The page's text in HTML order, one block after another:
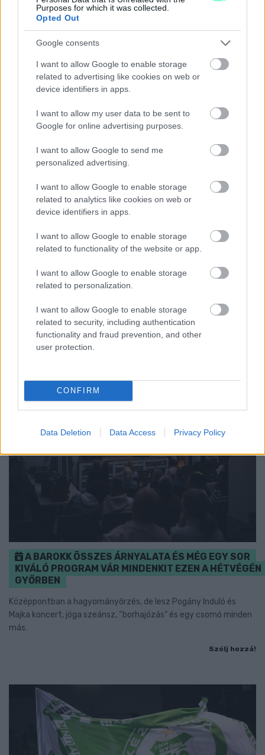
Purposes for which it was collected.
Opted Out
Google consents
I want to allow Google to enable storage
related to advertising like cookies on web or
device identifiers in apps.
I want to allow my user data to be sent to
Google for online advertising purposes.
I want to allow Google to send me
personalized advertising.
I want to allow Google to enable storage
related to analytics like cookies on web or
device identifiers in apps.
I want to allow Google to enable storage
related to functionality of the website or app.
I want to allow Google to enable storage
related to personalization.
I want to allow Google to enable storage
related to security, including authentication
functionality and fraud prevention, and other
user protection.
CONFIRM
Data Deletion Data Access Privacy Policy
Ahogy tavaszodik és a nap egyre tovább marad velünk, sokaknak
támad kedve kirándulni a természetbe.
INFLÁCIÓ MAGYARORSZÁGON
összevetésben a fogyasztói árak, miközben az élelmiszerek ára
már csökkent.
A BAROKK ÖSSZES ÁRNYALATA ÉS MÉG EGY SOR
KIVÁLÓ PROGRAM VÁR MINDENKIT EZEN A HÉTVÉGÉN
GYŐRBEN
Középpontban a hagyományőrzés, de lesz Pogány Induló és
Majka koncert, jóga szeánsz, “borhajózás” és egy csomó minden
más.
Szólj hozzá!